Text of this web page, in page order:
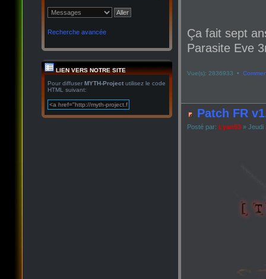
Recherche avancée
LIEN VERS NOTRE SITE
Pour diffuser MYTH-Project utilisez le code
HTML suivant:
Ça fait sept
Parasite Eve
Vue(s): 2836933 •
Patch FR
Posté par: Lyan53 » Jeudi